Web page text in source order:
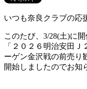
いつも奈良クラブの応
このたび、3/28(土)に
「２０２６明治安田
ーゲン金沢戦の前売り
開始しましたのでお知